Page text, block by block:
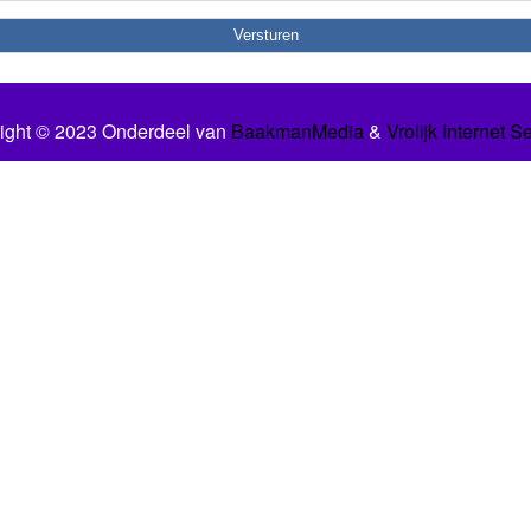
© 2023 Onderdeel van BaakmanMedia& Vrolijk Internet